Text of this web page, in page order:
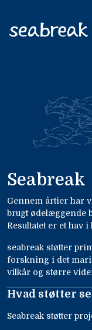
seabreak
Seabreak
Gennem årtier har
brugt ødelæggende
Resultatet er et hav
seabreak støtter
forskning i det
vilkår og større
Hvad støtter
Seabreak støtter